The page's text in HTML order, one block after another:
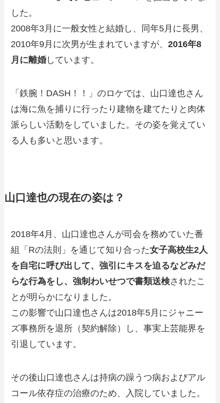
した。
2008年3月に一般女性と結婚し、同年5月に長男、
2010年9月に次男が生まれていますが、2016年8
月に離婚 しています。
「鉄腕！DASH！！」のロケでは、山口達也さん
は海に魚を捕りに行ったり建物を建てたりと肉体
派らしい活動をしていました。その姿を覚えてい
る人も多いと思います。
山口達也の現在の姿は？
2018年4月、山口達也さんが司会を務めていた番
組「Rの法則」を通じて知り合った女子高校生2人
を自宅に呼び出して、強引にキスを迫るなどみだ
らな行為をし、強制わいせつで書類送検されたこ
とが明らかになりました。
この影響で山口達也さんは2018年5月にジャニー
ズ事務所を退所（契約解除）し、事実上芸能界を
引退しています。
その後山口達也さんは持病の躁うつ病およびアル
コール依存症の治療のため、入院していました。